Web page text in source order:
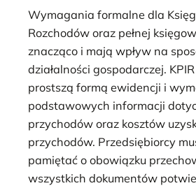
Wymagania formalne dla
Rozchodów oraz pełnej
znacząco i mają wpływ na
działalności gospodarczej.
prostszą formą ewidencji i
podstawowych informacji
przychodów oraz kosztów
przychodów. Przedsiębiorcy
pamiętać o obowiązku
wszystkich dokumentów